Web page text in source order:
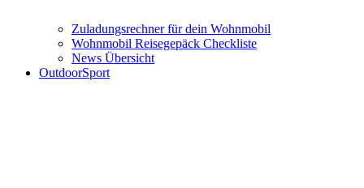
Zuladungsrechner für dein Wohnmobil
Wohnmobil Reisegepäck Checkliste
News Übersicht
OutdoorSport